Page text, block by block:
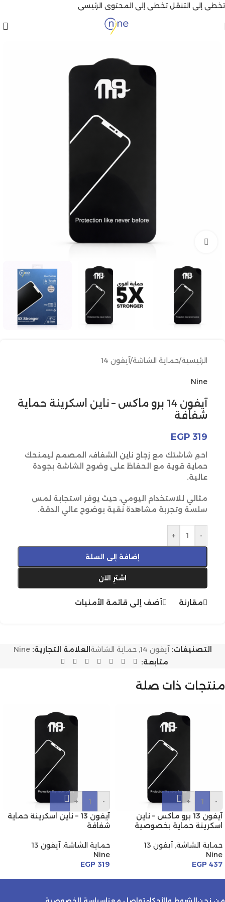
تخطي إلى التنقل تخطي إلى المحتوى الرئيسي
الرئيسية/حماية الشاشة/آيفون 14
Nine
آيفون 14 برو ماكس – ناين اسكرينة حماية
شفافة
EGP 319
احمِ شاشتك مع زجاج ناين الشفاف، المصمم ليمنحك
حماية قوية مع الحفاظ على وضوح الشاشة بجودة
عالية.
مثالي للاستخدام اليومي، حيث يوفر استجابة لمس
سلسة وتجربة مشاهدة نقية بوضوح عالي الدقة.
-
+
إضافة إلى السلة
اشترِ الآن
مقارنة أضف إلى قائمة الأمنيات
التصنيفات: آيفون 14 , حماية الشاشة العلامة التجارية:Nine
متابعة:
منتجات ذات صلة
-
+
آيفون 13 برو ماكس – ناين
اسكرينة حماية بخصوصية
حماية الشاشة, آيفون 13
Nine
EGP 437
-
+
آيفون 13 – ناين اسكرينة حماية
شفافة
حماية الشاشة, آيفون 13
Nine
EGP 319